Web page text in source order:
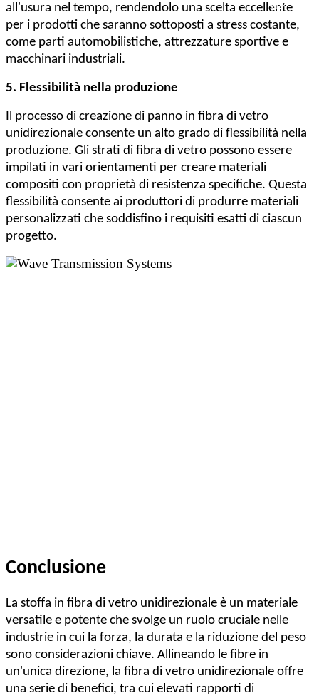
all'usura nel tempo, rendendolo una scelta eccellente
per i prodotti che saranno sottoposti a stress costante,
come parti automobilistiche, attrezzature sportive e
macchinari industriali.
5. Flessibilità nella produzione
Il processo di creazione di panno in fibra di vetro
unidirezionale consente un alto grado di flessibilità nella
produzione. Gli strati di fibra di vetro possono essere
impilati in vari orientamenti per creare materiali
compositi con proprietà di resistenza specifiche. Questa
flessibilità consente ai produttori di produrre materiali
personalizzati che soddisfino i requisiti esatti di ciascun
progetto.
Conclusione
La stoffa in fibra di vetro unidirezionale è un materiale
versatile e potente che svolge un ruolo cruciale nelle
industrie in cui la forza, la durata e la riduzione del peso
sono considerazioni chiave. Allineando le fibre in
un'unica direzione, la fibra di vetro unidirezionale offre
una serie di benefici, tra cui elevati rapporti di